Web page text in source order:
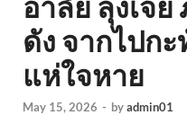
ดัง จากไปก
แห่ใจหาย
May 15, 2026 - byadmin01